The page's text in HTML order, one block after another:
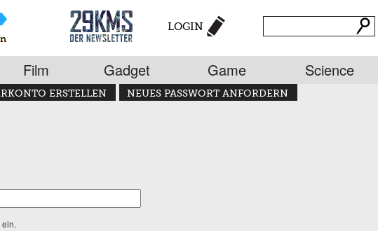
LOGIN
Film Gadget Game Science
ERSTELLEN NEUES PASSWORT ANFORDERN
ein.